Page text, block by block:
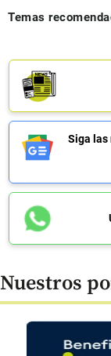
Temas
Siga las
Nuestros